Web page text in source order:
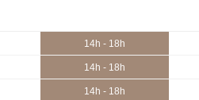
14h - 18h
14h - 18h
14h - 18h